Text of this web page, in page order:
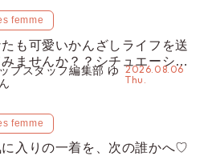
femme
も可愛いかんざしライフを送
みませんか？？シチュエーショ
かんざし”のオススメ【ショッ
タッフ編集部】
プスタッフ編集部 ゆ 2026.08.06
Thu.
femme
に入りの一着を、次の誰かへ♡